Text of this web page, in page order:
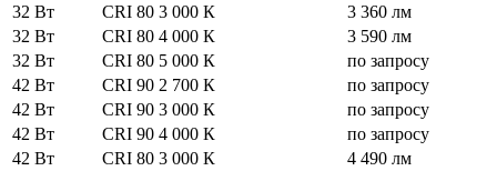
32 Вт
CRI 80 3 000 К
3 360 лм
32 Вт
CRI 80 4 000 К
3 590 лм
32 Вт
CRI 80 5 000 К
по запросу
42 Вт
CRI 90 2 700 К
по запросу
42 Вт
CRI 90 3 000 К
по запросу
42 Вт
CRI 90 4 000 К
по запросу
42 Вт
CRI 80 3 000 К
4 490 лм